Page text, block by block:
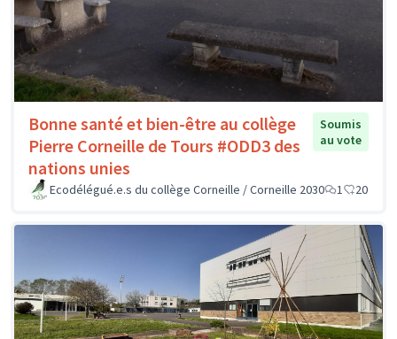
Bonne santé et bien-être au collège
Pierre Corneille de Tours #ODD3 des
nations unies
Soumis
au vote
Ecodélégué.e.s du collège Corneille / Corneille 2030 1 20